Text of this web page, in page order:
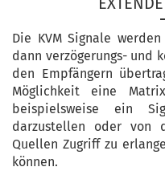
Die KVM Signale
dann verzögerungs- und
den Empfängern
Möglichkeit eine
beispielsweise ein
darzustellen oder von
Quellen Zugriff zu
können.